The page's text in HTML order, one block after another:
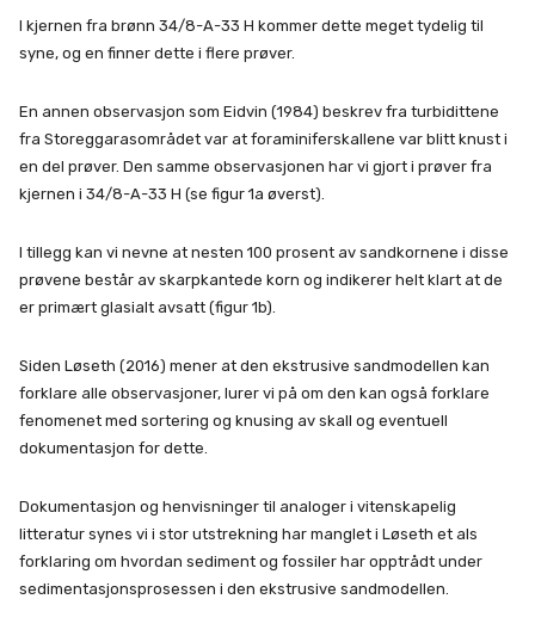
I kjernen fra brønn 34/8-A-33 H kommer dette meget tydelig til
syne, og en finner dette i flere prøver.
En annen observasjon som Eidvin (1984) beskrev fra turbidittene
fra Storeggarasområdet var at foraminiferskallene var blitt knust i
en del prøver. Den samme observasjonen har vi gjort i prøver fra
kjernen i 34/8-A-33 H (se figur 1a øverst).
I tillegg kan vi nevne at nesten 100 prosent av sandkornene i disse
prøvene består av skarpkantede korn og indikerer helt klart at de
er primært glasialt avsatt (figur 1b).
Siden Løseth (2016) mener at den ekstrusive sandmodellen kan
forklare alle observasjoner, lurer vi på om den kan også forklare
fenomenet med sortering og knusing av skall og eventuell
dokumentasjon for dette.
Dokumentasjon og henvisninger til analoger i vitenskapelig
litteratur synes vi i stor utstrekning har manglet i Løseth et als
forklaring om hvordan sediment og fossiler har opptrådt under
sedimentasjonsprosessen i den ekstrusive sandmodellen.